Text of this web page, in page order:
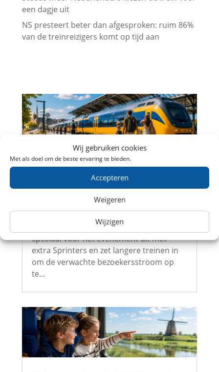
Wij gebruiken cookies
Met als doel om de beste ervaring te bieden.
Accepteren
Weigeren
Wijzigen
een dagje uit
NS presteert beter dan afgesproken: ruim 86%
van de treinreizigers komt op tijd aan
NS zet extra en langere treinen in voor
Brabantsedag Heeze 2026
Bezoekers van de 67e Brabantsedag in
Heeze kunnen op zondag 30 augustus
zitplaatsen. NS breidt de dienstregeling
speciaal voor het evenement uit met
extra Sprinters en zet langere treinen in
om de verwachte bezoekersstroom op
te...